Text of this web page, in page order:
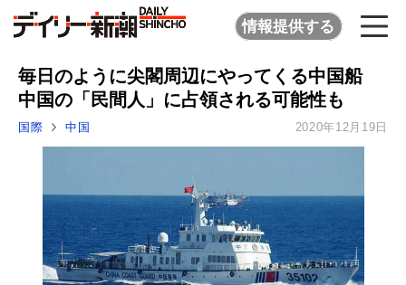
情報提供する
毎日のように尖閣周辺にやってくる中国船
中国の「民間人」に占領される可能性も
国際 中国 2020年12月19日